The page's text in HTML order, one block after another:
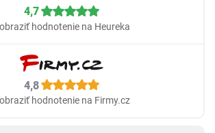
4,7
hodnotenie na Heureka
4,8
hodnotenie na Firmy.cz